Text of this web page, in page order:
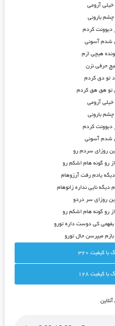
خیلی آرومی
بارونی
دیوونت کردم
شدم آسونی
هیچی ازم
حرفی نزن
تو دق کردم
تو هق هق کردم
خیلی آرومی
بارونی
دیوونت کردم
شدم آسونی
روزای سردم رو
رو گونه هام اشکم رو
یادم رفت آرزوهام
دیگه نایی نداره زانوهام
روزای سر دردو
رو گونه هام اشکم رو
کی دوست داره تورو
میپرسن حال تورو
کيفيت 320
با کيفيت 128